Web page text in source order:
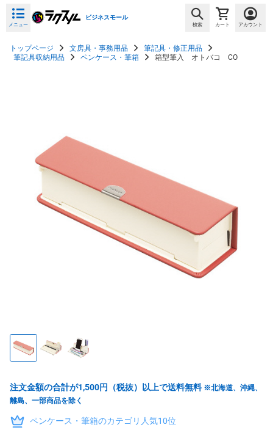
メニュー
ビジネスモール
検索 カート アカウント
トップページ 文房具・事務用品
筆記具・修正用品
筆記具収納用品
ペンケース・筆箱 箱型筆入 オトバコ CO
注文金額の合計が1,500円（税抜）以上で送料無料 ※北海道、沖縄、
離島、一部商品を除く
ペンケース・筆箱のカテゴリ人気10位